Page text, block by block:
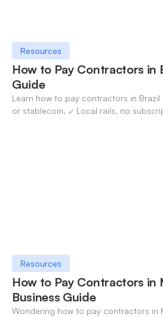
Resources
How to Pay Contractors in
Guide
Learn how to pay contractors in Brazil
or stablecoin. ✓ Local rails, no
Resources
How to Pay Contractors in
Business Guide
Wondering how to pay contractors in